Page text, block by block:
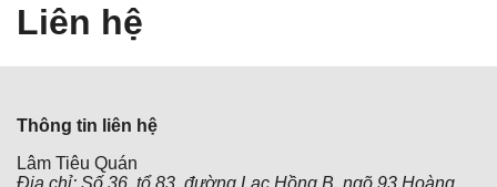
Liên hệ
Thông tin liên hệ
Lâm Tiêu Quán